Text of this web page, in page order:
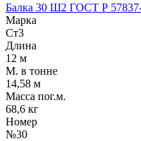
Балка 30 Ш2 ГОСТ Р
Марка
Ст3
Длина
12 м
М. в тонне
14,58 м
Масса пог.м.
68,6 кг
Номер
№30